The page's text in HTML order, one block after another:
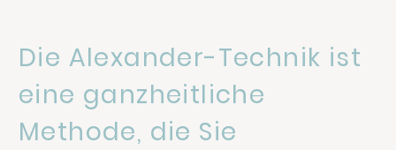
Die Alexander-Technik ist
eine ganzheitliche
Methode, die Sie